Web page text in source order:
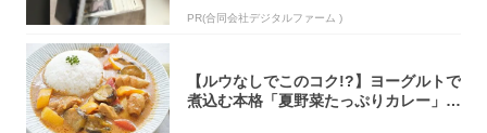
PR(合同会社デジタルファーム )
【ルウなしでこのコク!?】ヨーグルトで
煮込む本格「夏野菜たっぷりカレー」作